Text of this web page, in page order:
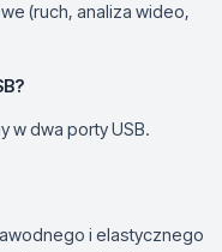
(ruch, analiza wideo,
w dwa porty USB.
i elastycznego